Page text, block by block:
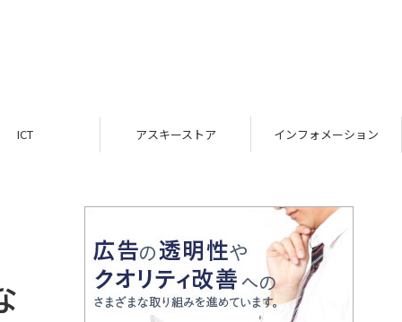
ICT アスキーストア インフォメーション